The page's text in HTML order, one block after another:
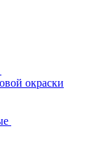
окраски